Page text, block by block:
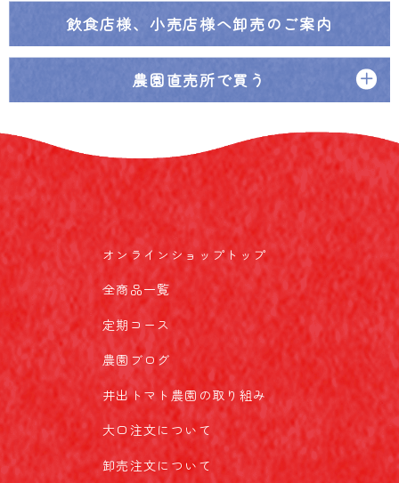
飲食店様、小売店様へ卸売のご案内
農園直売所で買う
オンラインショップトップ
全商品一覧
定期コース
農園ブログ
井出トマト農園の取り組み
大口注文について
卸売注文について